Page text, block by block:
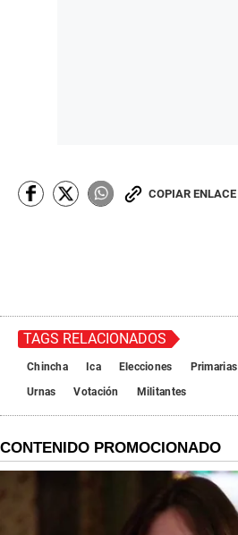
COPIAR ENLACE
TAGS RELACIONADOS
Chincha Ica Elecciones Primarias
Urnas
Votación Militantes